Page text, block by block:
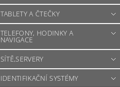
TABLETY A ČTEČKY
TELEFONY, HODINKY A
NAVIGACE
SÍTĚ,SERVERY
IDENTIFIKAČNÍ SYSTÉMY